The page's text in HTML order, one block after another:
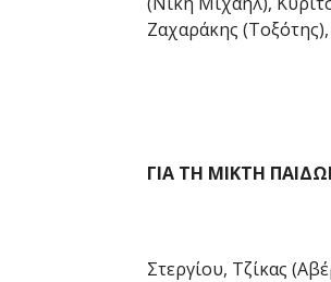
Ζαχαράκης
ΓΙΑ ΤΗ ΜΙΚΤΗ
Στεργίου, Τζίκας